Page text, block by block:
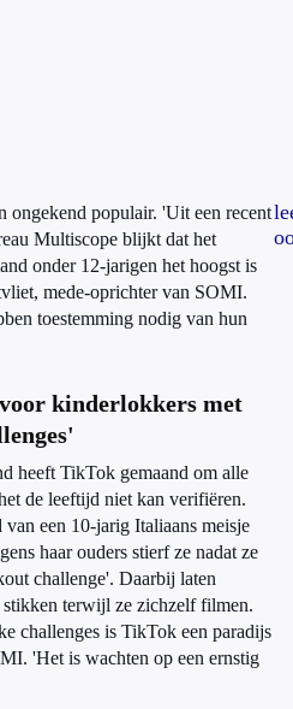
ongekend populair. 'Uit een recent
Multiscope blijkt dat het
onder 12-jarigen het hoogst is
mede-oprichter van SOMI.
toestemming nodig van hun
kinderlokkers met
heeft TikTok gemaand om alle
de leeftijd niet kan verifiëren.
een 10-jarig Italiaans meisje
haar ouders stierf ze nadat ze
challenge'. Daarbij laten
terwijl ze zichzelf filmen.
challenges is TikTok een paradijs
'Het is wachten op een ernstig